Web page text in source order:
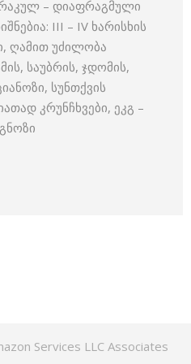
– დიაფრაგმული
III – IV ხარისხის
ღამით უძილობა
საუბრის, ჯდომის,
სუნთქვის
კრუნჩხვები, ეკგ –
Services LLC Associates